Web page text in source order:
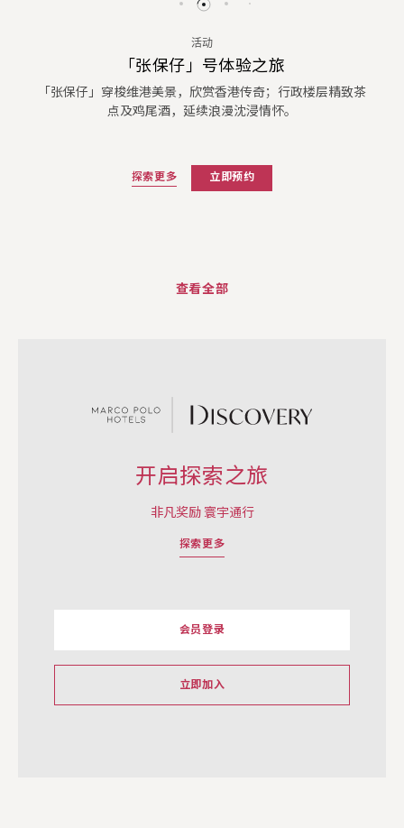
活动
「张保仔」号体验之旅
「张保仔」穿梭维港美景，欣赏香港传奇；行政楼层精致茶
点及鸡尾酒，延续浪漫沈浸情怀。
探索更多 立即预约
查看全部
开启探索之旅
非凡奖励 寰宇通行
探索更多
会员登录
立即加入